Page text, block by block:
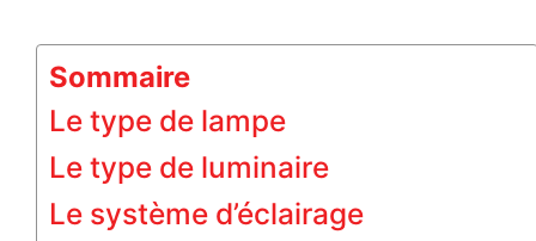
Sommaire
Le type de lampe
Le type de luminaire
Le système d’éclairage